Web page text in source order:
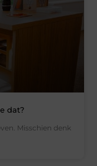
dat?
Misschien denk